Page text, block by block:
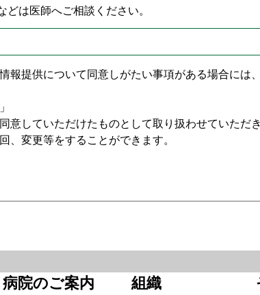
は医師へご相談ください。
報提供について同意しがたい事項がある場合には
意していただけたものとして取り扱わせていただき
、変更等をすることができます。
病院のご案内 組織